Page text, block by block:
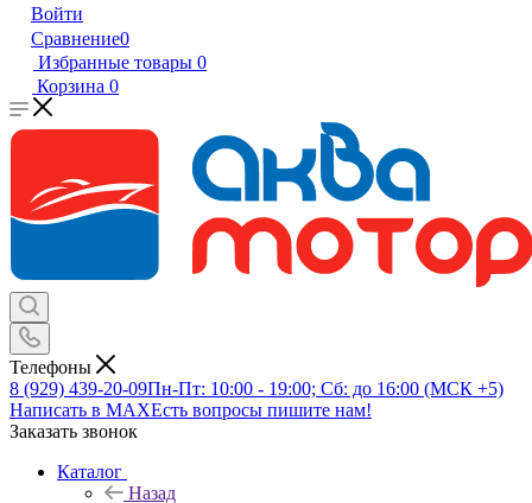
Войти
Сравнение0
Избранные товары 0
Корзина 0
Телефоны
8 (929) 439-20-09Пн-Пт: 10:00 - 19:00; Сб: до 16:00 (МСК +5)
Написать в MAXЕсть вопросы пишите нам!
Заказать звонок
Каталог
Назад